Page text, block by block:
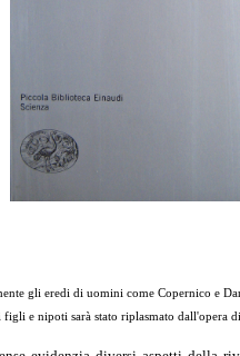
gli eredi di uomini come Copernico e
e nipoti sarà stato riplasmato dall'opera di